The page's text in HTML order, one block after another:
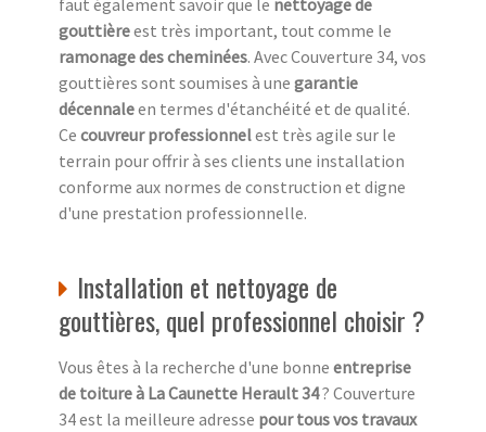
faut également savoir que le nettoyage de
gouttièreest très important, tout comme le
ramonage des cheminées. Avec Couverture 34, vos
gouttières sont soumises à une garantie
décennaleen termes d'étanchéité et de qualité.
Ce couvreur professionnelest très agile sur le
terrain pour offrir à ses clients une installation
conforme aux normes de construction et digne
d'une prestation professionnelle.
Installation et nettoyage de
gouttières, quel professionnel choisir ?
Vous êtes à la recherche d'une bonne entreprise
de toiture à La Caunette Herault 34? Couverture
34 est la meilleure adresse pour tous vos travaux